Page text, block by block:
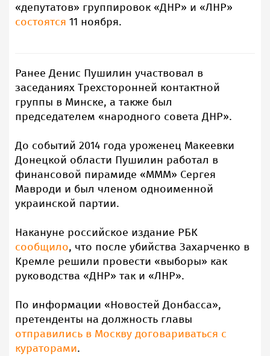
«депутатов» группировок «ДНР» и «ЛНР»
состоятся 11 ноября.
Ранее Денис Пушилин участвовал в
заседаниях Трехсторонней контактной
группы в Минске, а также был
председателем «народного совета ДНР».
До событий 2014 года уроженец Макеевки
Донецкой области Пушилин работал в
финансовой пирамиде «МММ» Сергея
Мавроди и был членом одноименной
украинской партии.
Накануне российское издание РБК
сообщило, что после убийства Захарченко в
Кремле решили провести «выборы» как
руководства «ДНР» так и «ЛНР».
По информации «Новостей Донбасса»,
претенденты на должность главы
отправились в Москву договариваться с
кураторами.